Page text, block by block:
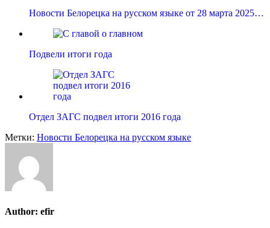
Новости Белорецка на русском языке от 28 марта 2025…
Подвели итоги года
Отдел ЗАГС подвел итоги 2016 года
Метки: Новости Белорецка на русском языке
Author: efir